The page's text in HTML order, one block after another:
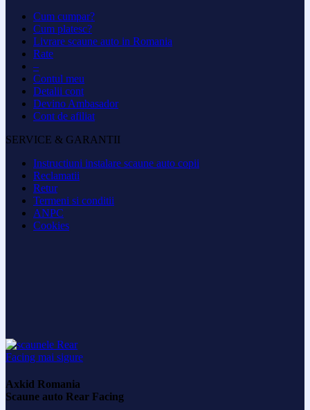
Cum cumpar?
Cum platesc?
Livrare scaune auto in Romania
Rate
–
Contul meu
Detalii cont
Devino Ambasador
Cont de afiliat
SERVICE & GARANTII
Instructiuni instalare scaune auto copii
Reclamatii
Retur
Termeni si conditii
ANPC
Cookies
Axkid Romania
Scaune auto Rear Facing